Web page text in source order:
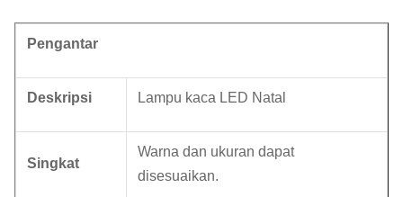
Pengantar
Deskripsi Lampu kaca LED Natal
Singkat
Warna dan ukuran dapat
disesuaikan.